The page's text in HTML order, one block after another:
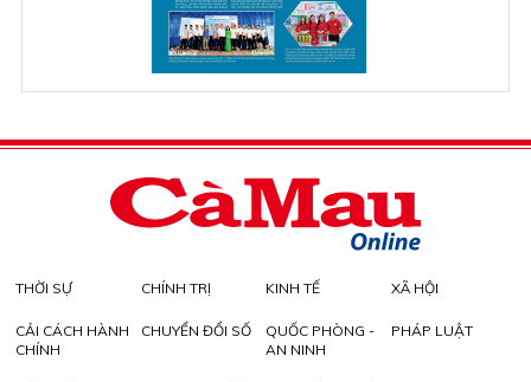
THỜI SỰ CHÍNH TRỊ KINH TẾ XÃ HỘI
CẢI CÁCH HÀNH
CHÍNH
CHUYỂN ĐỔI SỐ
QUỐC PHÒNG -
AN NINH
PHÁP LUẬT